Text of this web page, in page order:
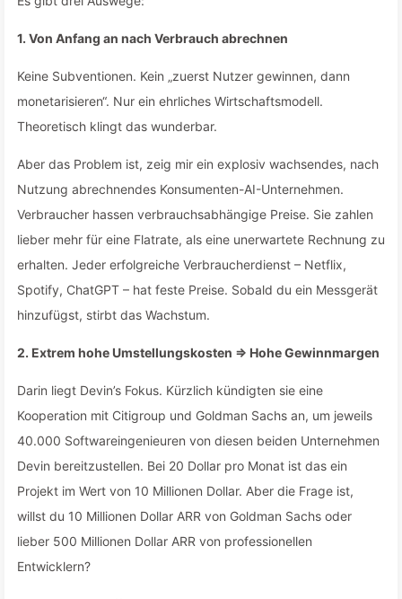
1. Von Anfang an nach Verbrauch abrechnen
Keine Subventionen. Kein „zuerst Nutzer gewinnen, dann
monetarisieren“. Nur ein ehrliches Wirtschaftsmodell.
Theoretisch klingt das wunderbar.
Aber das Problem ist, zeig mir ein explosiv wachsendes, nach
Nutzung abrechnendes Konsumenten-AI-Unternehmen.
Verbraucher hassen verbrauchsabhängige Preise. Sie zahlen
lieber mehr für eine Flatrate, als eine unerwartete Rechnung zu
erhalten. Jeder erfolgreiche Verbraucherdienst – Netflix,
Spotify, ChatGPT – hat feste Preise. Sobald du ein Messgerät
hinzufügst, stirbt das Wachstum.
2. Extrem hohe Umstellungskosten ⇒ Hohe Gewinnmargen
Darin liegt Devin’s Fokus. Kürzlich kündigten sie eine
Kooperation mit Citigroup und Goldman Sachs an, um jeweils
40.000 Softwareingenieuren von diesen beiden Unternehmen
Devin bereitzustellen. Bei 20 Dollar pro Monat ist das ein
Projekt im Wert von 10 Millionen Dollar. Aber die Frage ist,
willst du 10 Millionen Dollar ARR von Goldman Sachs oder
lieber 500 Millionen Dollar ARR von professionellen
Entwicklern?